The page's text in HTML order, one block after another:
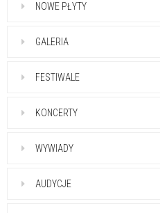
NOWE PŁYTY
GALERIA
FESTIWALE
KONCERTY
WYWIADY
AUDYCJE